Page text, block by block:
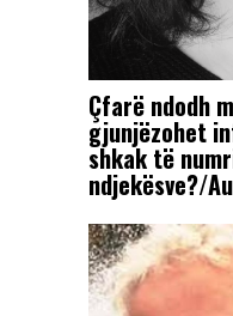
Çfarë ndodh
gjunjëzohet
shkak të
ndjekësve?/